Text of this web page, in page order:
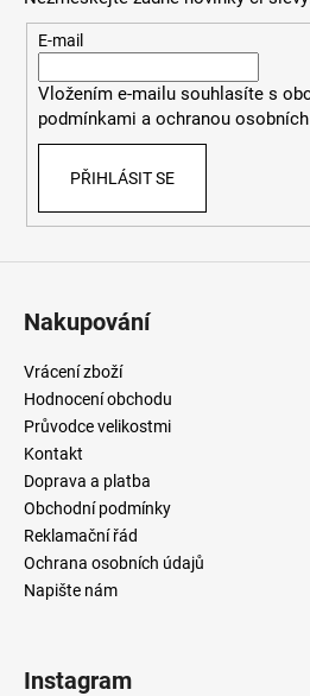
E-mail
Vložením e-mailu souhlasítes
podmínkami a ochranou
PŘIHLÁSIT SE
Nakupování
Vrácení zboží
Hodnocení obchodu
Průvodce velikostmi
Kontakt
Doprava a platba
Obchodní podmínky
Reklamační řád
Ochrana osobních údajů
Napište nám
Instagram